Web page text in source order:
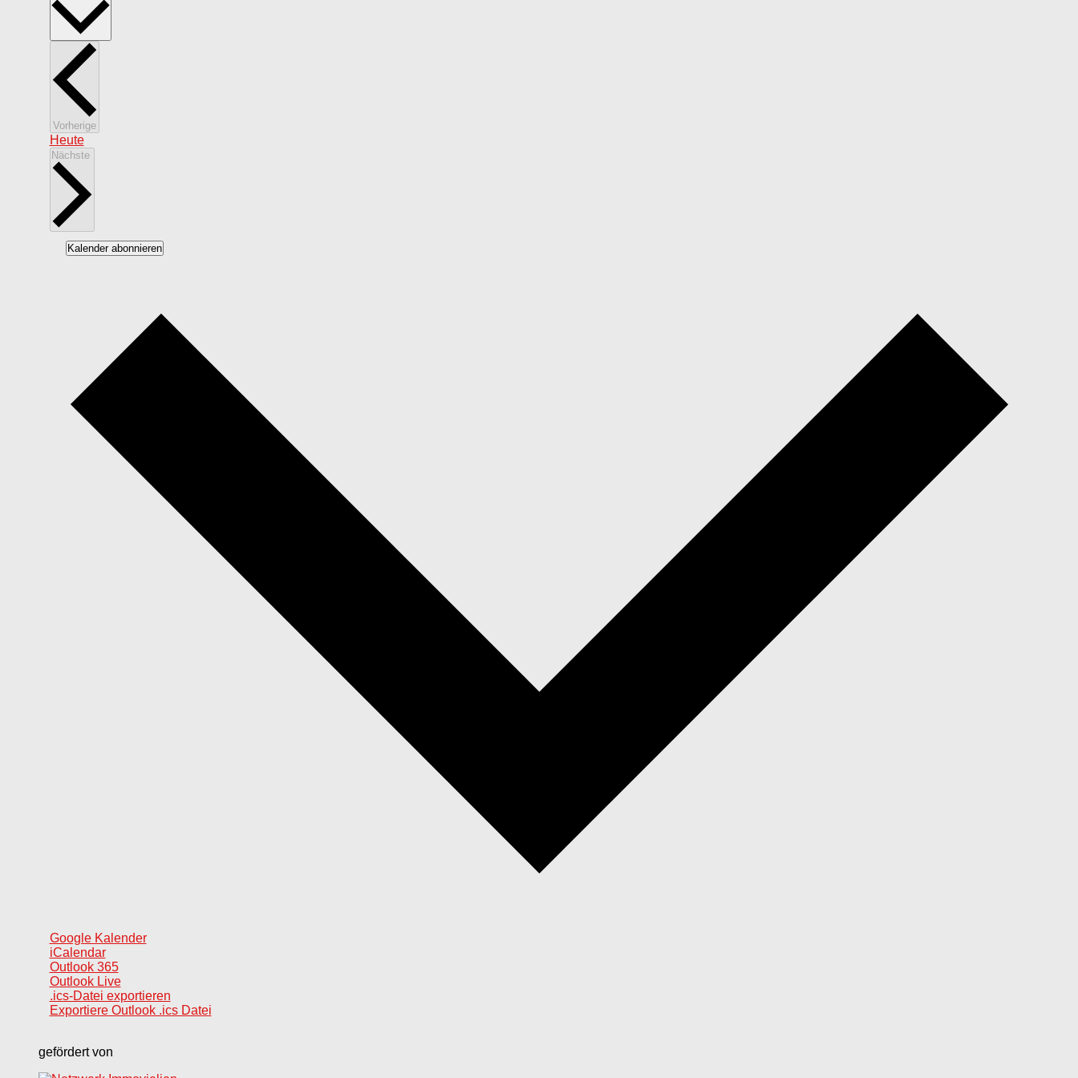
VorherigeVeranstaltungen
Heute
Nächste
Kalender abonnieren
Google Kalender
iCalendar
Outlook 365
Outlook Live
.ics-Datei exportieren
Exportiere Outlook .ics Datei
gefördert von